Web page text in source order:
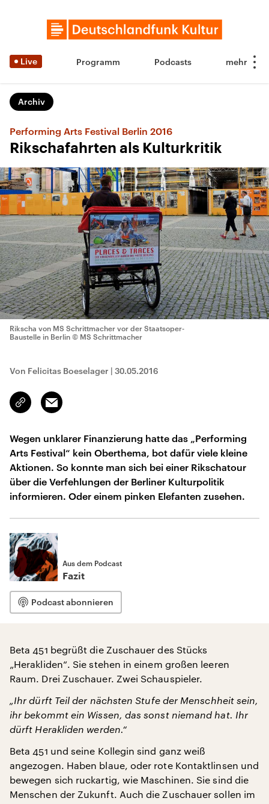
Live Programm Podcasts
Archiv
Performing Arts Festival Berlin 2016
Rikschafahrten als Kulturkritik
Rikscha von MS Schrittmacher vor der Staatsoper-
Baustelle in Berlin © MS Schrittmacher
Von Felicitas Boeselager | 30.05.2016
Link
kopieren/teilen
Email
Wegen unklarer Finanzierung hatte das „Performing
Arts Festival“ kein Oberthema, bot dafür viele kleine
Aktionen. So konnte man sich bei einer Rikschatour
über die Verfehlungen der Berliner Kulturpolitik
informieren. Oder einem pinken Elefanten zusehen.
Aus dem Podcast
Fazit
Podcast abonnieren
Beta 451 begrüßt die Zuschauer des Stücks
„Herakliden“. Sie stehen in einem großen leeren
Raum. Drei Zuschauer. Zwei Schauspieler.
„Ihr dürft Teil der nächsten Stufe der Menschheit sein,
ihr bekommt ein Wissen, das sonst niemand hat. Ihr
dürft Herakliden werden.“
Beta 451 und seine Kollegin sind ganz weiß
angezogen. Haben blaue, oder rote Kontaktlinsen und
bewegen sich ruckartig, wie Maschinen. Sie sind die
Menschen der Zukunft. Auch die Zuschauer sollen im